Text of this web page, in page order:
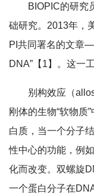
BIOPIC的研究
础研究。2013年，
PI共同署名的文章
DNA”【1】。这一
别构效应（
刚体的生物“软物质
白质，当一个分子
性中心的功能，例
化而改变。双螺旋
一个蛋白分子在